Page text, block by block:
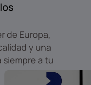
de Europa,
y una
a tu